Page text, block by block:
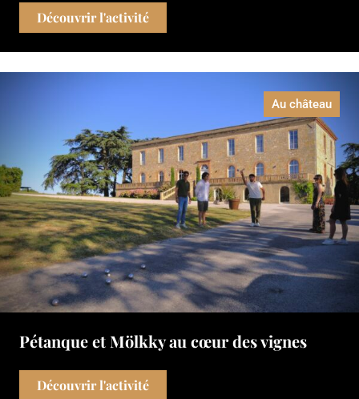
Découvrir l'activité
Au château
Pétanque et Mölkky au cœur des vignes
Découvrir l'activité